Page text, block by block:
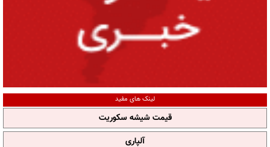
لینک های مفید
قیمت شیشه سکوریت
آلپاری